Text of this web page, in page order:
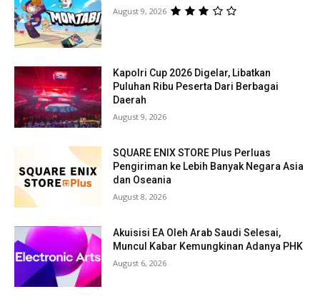
August 9, 2026
Kapolri Cup 2026 Digelar, Libatkan
Puluhan Ribu Peserta Dari Berbagai
Daerah
August 9, 2026
SQUARE ENIX STORE Plus Perluas
Pengiriman ke Lebih Banyak Negara Asia
dan Oseania
August 8, 2026
Akuisisi EA Oleh Arab Saudi Selesai,
Muncul Kabar Kemungkinan Adanya PHK
August 6, 2026